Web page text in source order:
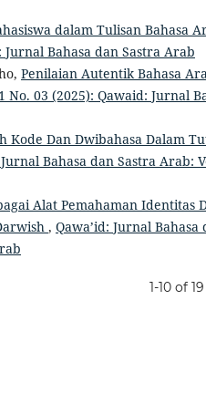
dalam Tulisan Bahasa
Jurnal Bahasa dan Sastra Arab
Penilaian Autentik Bahasa
No. 03 (2025): Qawaid: Jurnal
Kode Dan Dwibahasa Dalam
Bahasa dan Sastra Arab:
Alat Pemahaman Identitas
, Qawa’id: Jurnal Bahasa
1-10 of 19